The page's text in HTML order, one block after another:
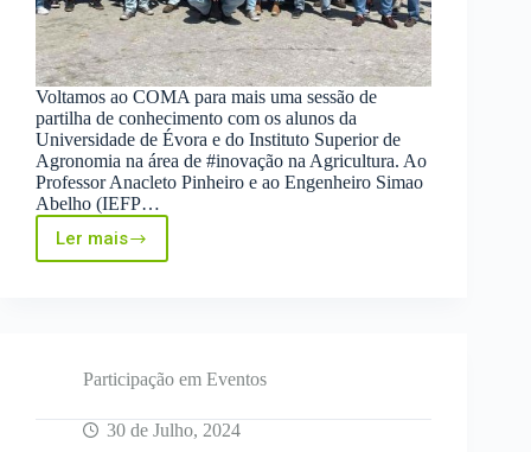
Voltamos ao COMA para mais uma sessão de
partilha de conhecimento com os alunos da
Universidade de Évora e do Instituto Superior de
Agronomia na área de #inovação na Agricultura. Ao
Professor Anacleto Pinheiro e ao Engenheiro Simao
Abelho (IEFP…
Ler mais
Em
colaboração
Évora
IEFP,
voltamos
Participação em Eventos
30 de Julho, 2024